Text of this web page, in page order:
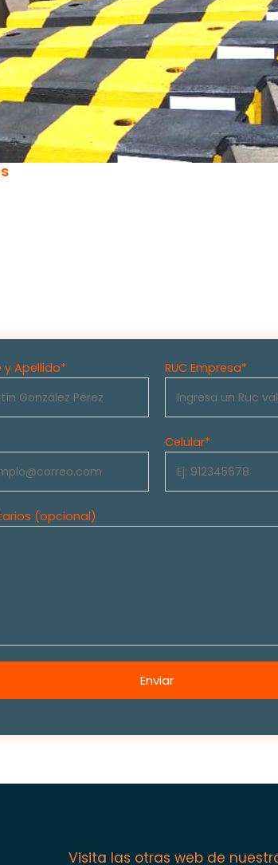
y Apellido* RUC Empresa*
Celular*
(opcional)
Visita las otras web de